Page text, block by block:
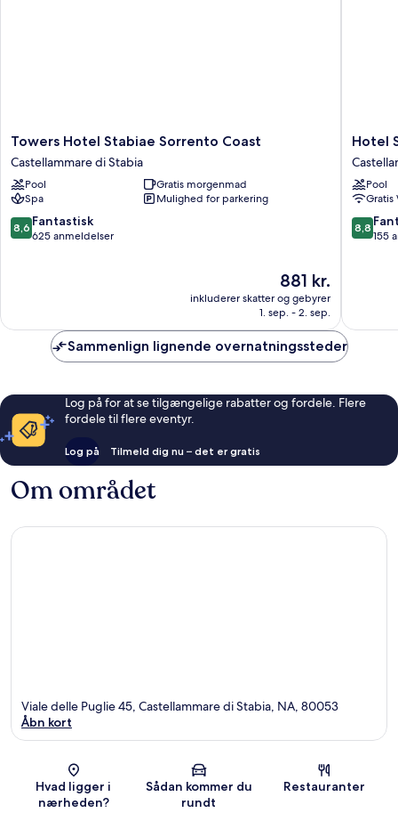
Towers
Hotel
Stabiae
Sorrento
Coast
Castellammare
di
Towers Hotel Stabiae Sorrento Coast
Castellammare di Stabia
Pool
Gratis morgenmad
Spa
Mulighed for parkering
8.6
ud
8,6 Fantastisk
625 anmeldelser
Prisen
881 kr.
881 kr.
inkluderer skatter og gebyrer
1. sep. - 2. sep.
Hotel
Stabia
di
Stabia
Hotel
Pool
Gratis
8.8
ud
8,8
155
Sammenlign lignende overnatningssteder
Log på for at se tilgængelige rabatter og fordele. Flere
fordele til flere eventyr.
Log på Tilmeld dig nu – det er gratis
Om området
Kort
Viale delle Puglie 45, Castellammare di Stabia, NA, 80053
Åbn kort
Hvad ligger i
nærheden?
Sådan kommer du
rundt
Restauranter